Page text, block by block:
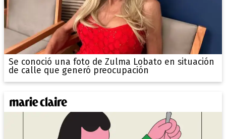
Se conoció una foto de Zulma Lobato en situación
de calle que generó preocupación